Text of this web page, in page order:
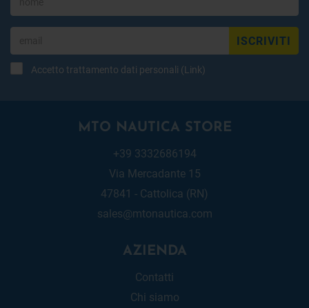
ISCRIVITI
Accetto trattamento dati personali (Link)
MTO NAUTICA STORE
+39 3332686194
Via Mercadante 15
47841 - Cattolica (RN)
sales@mtonautica.com
AZIENDA
Contatti
Chi siamo